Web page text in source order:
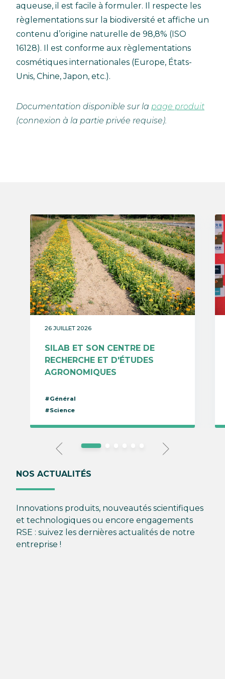
aqueuse, il est facile à formuler. Il respecte les
règlementations sur la biodiversité et affiche un
contenu d’origine naturelle de 98,8% (ISO
16128). Il est conforme aux règlementations
cosmétiques internationales (Europe, États-
Unis, Chine, Japon, etc.).
Documentation disponible sur la page produit
(connexion à la partie privée requise).
NOS ACTUALITÉS
Innovations produits, nouveautés scientifiques
et technologiques ou encore engagements
RSE : suivez les dernières actualités de notre
entreprise !
26 JUILLET 2026
SILAB ET SON CENTRE DE
RECHERCHE ET D'ÉTUDES
AGRONOMIQUES
#Général
#Science